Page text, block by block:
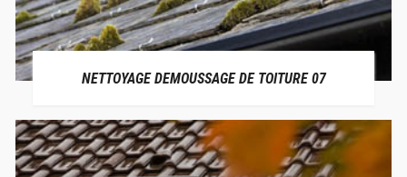
NETTOYAGE DEMOUSSAGE DE TOITURE 07